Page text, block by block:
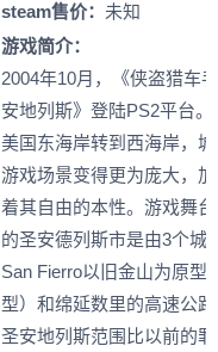
steam售价： 未知
游戏简介：
2004年10月，《侠盗猎车
安地列斯》登陆PS2平台
美国东海岸转到西海岸，
游戏场景变得更为庞大，
着其自由的本性。游戏舞
的圣安德列斯市是由3个城
San Fierro以旧金山为原型
型）和绵延数里的高速公
圣安地列斯范围比以前的